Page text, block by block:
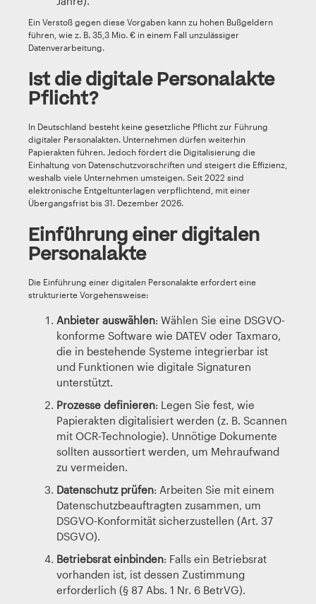
Ein Verstoß gegen diese Vorgaben kann zu hohen Bußgeldern
führen, wie z. B. 35,3 Mio. € in einem Fall unzulässiger
Datenverarbeitung.
Ist die digitale Personalakte
Pflicht?
In Deutschland besteht keine gesetzliche Pflicht zur Führung
digitaler Personalakten. Unternehmen dürfen weiterhin
Papierakten führen. Jedoch fördert die Digitalisierung die
Einhaltung von Datenschutzvorschriften und steigert die Effizienz,
weshalb viele Unternehmen umsteigen. Seit 2022 sind
elektronische Entgeltunterlagen verpflichtend, mit einer
Übergangsfrist bis 31. Dezember 2026.
Einführung einer digitalen
Personalakte
Die Einführung einer digitalen Personalakte erfordert eine
strukturierte Vorgehensweise:
Anbieter auswählen: Wählen Sie eine DSGVO-
konforme Software wie DATEV oder Taxmaro,
die in bestehende Systeme integrierbar ist
und Funktionen wie digitale Signaturen
unterstützt.
Prozesse definieren: Legen Sie fest, wie
Papierakten digitalisiert werden (z. B. Scannen
mit OCR-Technologie). Unnötige Dokumente
sollten aussortiert werden, um Mehraufwand
zu vermeiden.
Datenschutz prüfen: Arbeiten Sie mit einem
Datenschutzbeauftragten zusammen, um
DSGVO-Konformität sicherzustellen (Art. 37
DSGVO).
Betriebsrat einbinden: Falls ein Betriebsrat
vorhanden ist, ist dessen Zustimmung
erforderlich (§ 87 Abs. 1 Nr. 6 BetrVG).